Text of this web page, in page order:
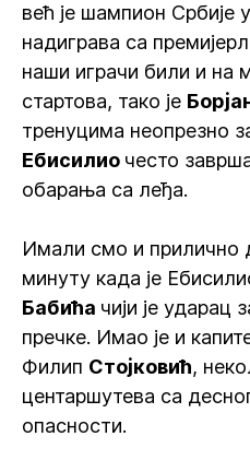
већ је шампион Србије
надиграва са
наши играчи били и на
стартова, тако је
тренуцима неопрезно
Ебисилио често
обарања са леђа.
Имали смо и прилично
минуту када је
Бабића чији је
пречке. Имао је и
Филип Стојковић,
центаршутева са
опасности.